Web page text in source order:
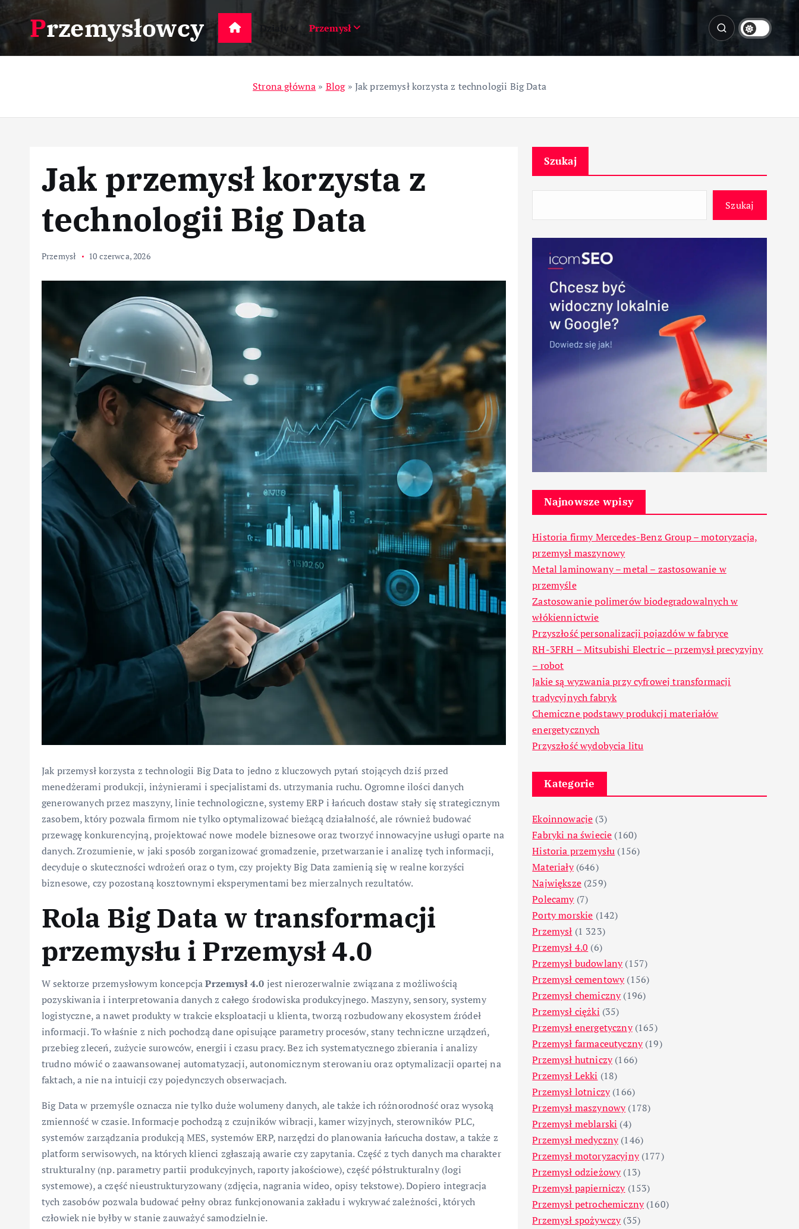
k
p
o
Przemysłowcy Przemysł
Strona główna » Blog» Jak przemysł korzysta z technologii Big Data
Jak przemysł korzysta z
technologii Big Data
Przemysł 10 czerwca, 2026
Jak przemysł korzysta z technologii Big Data to jedno z kluczowych pytań stojących dziś przed
menedżerami produkcji, inżynierami i specjalistami ds. utrzymania ruchu. Ogromne ilości danych
generowanych przez maszyny, linie technologiczne, systemy ERP i łańcuch dostaw stały się strategicznym
zasobem, który pozwala firmom nie tylko optymalizować bieżącą działalność, ale również budować
przewagę konkurencyjną, projektować nowe modele biznesowe oraz tworzyć innowacyjne usługi oparte na
danych. Zrozumienie, w jaki sposób zorganizować gromadzenie, przetwarzanie i analizę tych informacji,
decyduje o skuteczności wdrożeń oraz o tym, czy projekty Big Data zamienią się w realne korzyści
biznesowe, czy pozostaną kosztownymi eksperymentami bez mierzalnych rezultatów.
Rola Big Data w transformacji
przemysłu i Przemysł 4.0
W sektorze przemysłowym koncepcjaPrzemysł 4.0 jest nierozerwalnie związana z możliwością
pozyskiwania i interpretowania danych z całego środowiska produkcyjnego. Maszyny, sensory, systemy
logistyczne, a nawet produkty w trakcie eksploatacji u klienta, tworzą rozbudowany ekosystem źródeł
informacji. To właśnie z nich pochodzą dane opisujące parametry procesów, stany techniczne urządzeń,
przebieg zleceń, zużycie surowców, energii i czasu pracy. Bez ich systematycznego zbierania i analizy
trudno mówić o zaawansowanej automatyzacji, autonomicznym sterowaniu oraz optymalizacji opartej na
faktach, a nie na intuicji czy pojedynczych obserwacjach.
Big Data w przemyśle oznacza nie tylko duże wolumeny danych, ale także ich różnorodność oraz wysoką
zmienność w czasie. Informacje pochodzą z czujników wibracji, kamer wizyjnych, sterowników PLC,
systemów zarządzania produkcją MES, systemów ERP, narzędzi do planowania łańcucha dostaw, a także z
platform serwisowych, na których klienci zgłaszają awarie czy zapytania. Część z tych danych ma charakter
strukturalny (np. parametry partii produkcyjnych, raporty jakościowe), część półstrukturalny (logi
systemowe), a część nieustrukturyzowany (zdjęcia, nagrania wideo, opisy tekstowe). Dopiero integracja
tych zasobów pozwala budować pełny obraz funkcjonowania zakładu i wykrywać zależności, których
człowiek nie byłby w stanie zauważyć samodzielnie.
Szukaj
Szukaj
Najnowsze wpisy
Historia firmy Mercedes-Benz Group – motoryzacja,
przemysł maszynowy
Metal laminowany – metal – zastosowanie w
przemyśle
Zastosowanie polimerów biodegradowalnych w
włókiennictwie
Przyszłość personalizacji pojazdów w fabryce
RH-3FRH – Mitsubishi Electric – przemysł precyzyjny
– robot
Jakie są wyzwania przy cyfrowej transformacji
tradycyjnych fabryk
Chemiczne podstawy produkcji materiałów
energetycznych
Przyszłość wydobycia litu
Kategorie
Ekoinnowacje (3)
Fabryki na świecie (160)
Historia przemysłu (156)
Materiały(646)
Największe(259)
Polecamy(7)
Porty morskie (142)
Przemysł (1 323)
Przemysł 4.0 (6)
Przemysł budowlany(157)
Przemysł cementowy(156)
Przemysł chemiczny(196)
Przemysł ciężki (35)
Przemysł energetyczny(165)
Przemysł farmaceutyczny(19)
Przemysł hutniczy(166)
Przemysł Lekki (18)
Przemysł lotniczy(166)
Przemysł maszynowy(178)
Przemysł meblarski (4)
Przemysł medyczny(146)
Przemysł motoryzacyjny(177)
Przemysł odzieżowy(13)
Przemysł papierniczy(153)
Przemysł petrochemiczny(160)
Przemysł spożywczy(35)